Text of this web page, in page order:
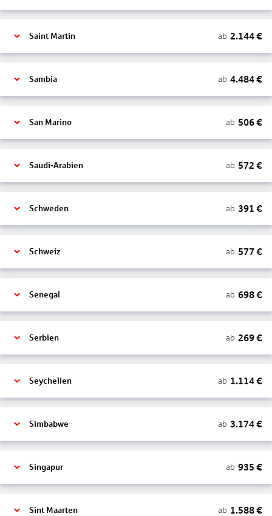
Saint Martin ab 2.144€
Sambia ab 4.484€
San Marino ab 506€
Saudi-Arabien ab 572 €
Schweden ab 391 €
Schweiz ab 577 €
Senegal ab 698€
Serbien ab 269€
Seychellen ab 1.114€
Simbabwe ab 3.174€
Singapur ab 935 €
Sint Maarten ab 1.588€